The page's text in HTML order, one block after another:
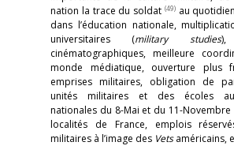
nation la trace du soldat (49)au
dans l’éducation nationale,
universitaires (military studies),
cinématographiques, meilleure
monde médiatique, ouverture plus
emprises militaires, obligation de
unités militaires et des écoles
nationales du 8-Mai et du 11-
localités de France, emplois
militaires à l’image des Vetsaméricains,